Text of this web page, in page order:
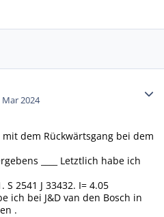
Mar 2024
dem Rückwärtsgang bei dem
____ Letztlich habe ich
2541 J 33432. I= 4.05
ich bei J&D van den Bosch in
.